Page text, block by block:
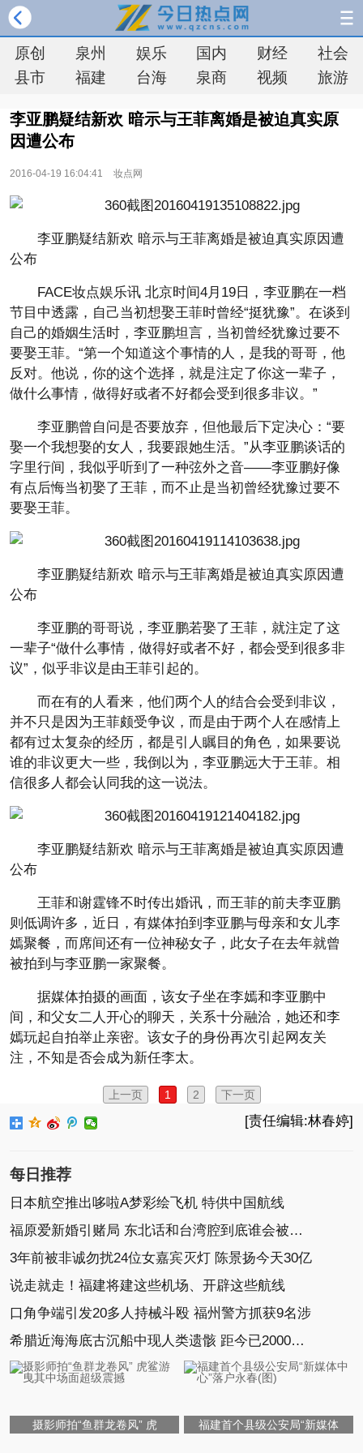
原创 泉州 娱乐 国内 财经
社会
县市
福建 台海 泉商 视频 旅游
李亚鹏疑结新欢 暗示与王菲离婚是被迫真实原
因遭公布
2016-04-19 16:04:41 妆点网
李亚鹏疑结新欢 暗示与王菲离婚是被迫真实原因遭
公布
FACE妆点娱乐讯 北京时间4月19日，李亚鹏在一档
节目中透露，自己当初想娶王菲时曾经“挺犹豫”。在谈到
自己的婚姻生活时，李亚鹏坦言，当初曾经犹豫过要不
要娶王菲。“第一个知道这个事情的人，是我的哥哥，他
反对。他说，你的这个选择，就是注定了你这一辈子，
做什么事情，做得好或者不好都会受到很多非议。”
李亚鹏曾自问是否要放弃，但他最后下定决心：“要
娶一个我想娶的女人，我要跟她生活。”从李亚鹏谈话的
字里行间，我似乎听到了一种弦外之音——李亚鹏好像
有点后悔当初娶了王菲，而不止是当初曾经犹豫过要不
要娶王菲。
李亚鹏疑结新欢 暗示与王菲离婚是被迫真实原因遭
公布
李亚鹏的哥哥说，李亚鹏若娶了王菲，就注定了这
一辈子“做什么事情，做得好或者不好，都会受到很多非
议”，似乎非议是由王菲引起的。
而在有的人看来，他们两个人的结合会受到非议，
并不只是因为王菲颇受争议，而是由于两个人在感情上
都有过太复杂的经历，都是引人瞩目的角色，如果要说
谁的非议更大一些，我倒以为，李亚鹏远大于王菲。相
信很多人都会认同我的这一说法。
李亚鹏疑结新欢 暗示与王菲离婚是被迫真实原因遭
公布
王菲和谢霆锋不时传出婚讯，而王菲的前夫李亚鹏
则低调许多，近日，有媒体拍到李亚鹏与母亲和女儿李
嫣聚餐，而席间还有一位神秘女子，此女子在去年就曾
被拍到与李亚鹏一家聚餐。
据媒体拍摄的画面，该女子坐在李嫣和李亚鹏中
间，和父女二人开心的聊天，关系十分融洽，她还和李
嫣玩起自拍举止亲密。该女子的身份再次引起网友关
注，不知是否会成为新任李太。
上一页 1 2 下一页
[责任编辑:林春婷]
每日推荐
日本航空推出哆啦A梦彩绘飞机 特供中国航线
福原爱新婚引赌局 东北话和台湾腔到底谁会被带跑？
3年前被非诚勿扰24位女嘉宾灭灯 陈景扬今天30亿
说走就走！福建将建这些机场、开辟这些航线
口角争端引发20多人持械斗殴 福州警方抓获9名涉
希腊近海海底古沉船中现人类遗骸 距今已2000年(图)
摄影师拍“鱼群龙卷风” 虎 福建首个县级公安局“新媒体